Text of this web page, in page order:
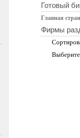
Готовый
Главная
Фирмы